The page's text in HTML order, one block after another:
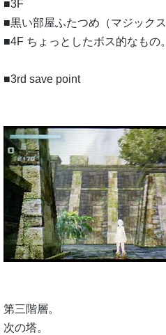
■3F
■黒い部屋ふたつめ（マジック
■4F ちょっとしたボス的なもの。
■3rd save point
第三階層。
次の塔。